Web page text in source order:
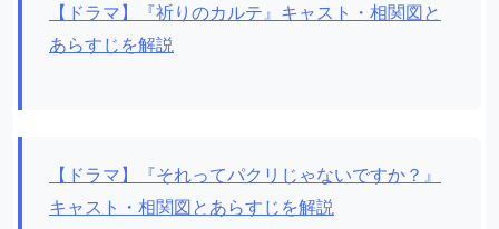
【ドラマ】『祈りのカルテ』キャスト・相関図と
あらすじを解説
【ドラマ】『それってパクリじゃないですか？』
キャスト・相関図とあらすじを解説